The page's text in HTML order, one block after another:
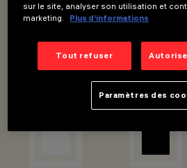
Overview
Designer: iGuzzini
sur le site, analyser son utilisation et
marketing.
Plus d’informations
Tout refuser
Paramètres des